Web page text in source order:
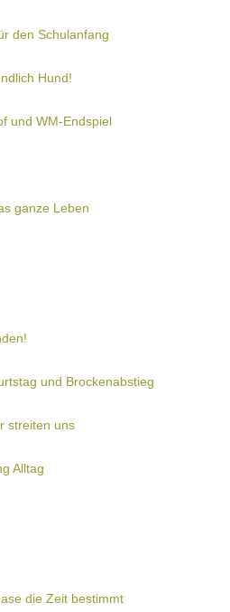
den Schulanfang
Hund!
und WM-Endspiel
ganze Leben
und Brockenabstieg
streiten uns
Alltag
die Zeit bestimmt